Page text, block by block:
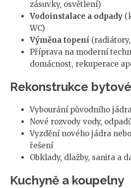
zásuvky, osvětlení)
Vodoinstalace a odpady
WC)
Výměna topení
Příprava na moderní
domácnost, rekuperace
Rekonstrukce
Vybourání původního jádra
Nové rozvody vody,
Vyzdění nového jádra
řešení
Obklady, dlažby, sanita a
Kuchyně a koupelny